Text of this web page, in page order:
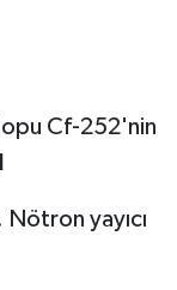
Cf-252'nin
yayıcı